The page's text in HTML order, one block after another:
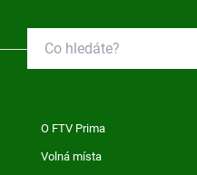
O FTV Prima
Volná místa